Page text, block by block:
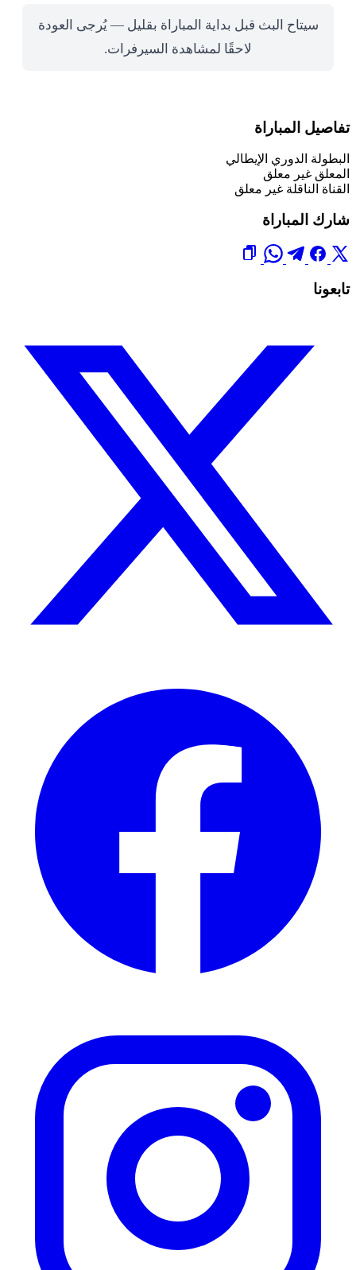
سيتاح البث قبل بداية المباراة بقليل — يُرجى العودة
لاحقًا لمشاهدة السيرفرات.
تفاصيل المباراة
البطولة الدوري الإيطالي
المعلق غير معلق
القناة الناقلة غير معلق
شارك المباراة
تابعونا